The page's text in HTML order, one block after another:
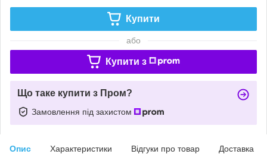
Купити
або
Купити з
Що таке купити з Пром?
Замовлення під захистом
Опис Характеристики Відгуки про товар Доставка